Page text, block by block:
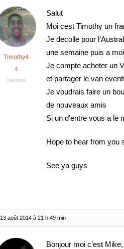
Timothy4
4
Membre
Salut
Moi cest Timothy un
Je decolle pour
une semaine puis a
Je compte acheter un
et partager le van
Je voudrais faire un
de nouveaux amis
Si un d’entre vous a le
Hope to hear from you
See ya guys
13 août 2014 à 21 h 49 min
Bonjour moi c’est